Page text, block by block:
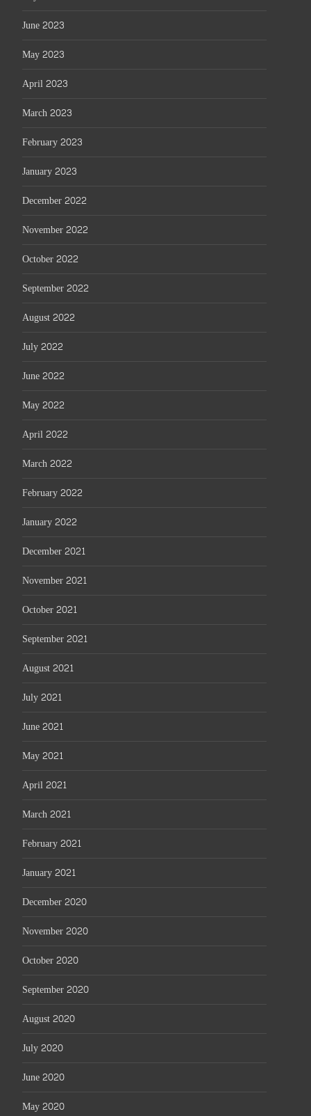
June 2023
May 2023
April 2023
March 2023
February 2023
January 2023
December 2022
November 2022
October 2022
September 2022
August 2022
July 2022
June 2022
May 2022
April 2022
March 2022
February 2022
January 2022
December 2021
November 2021
October 2021
September 2021
August 2021
July 2021
June 2021
May 2021
April 2021
March 2021
February 2021
January 2021
December 2020
November 2020
October 2020
September 2020
August 2020
July 2020
June 2020
May 2020